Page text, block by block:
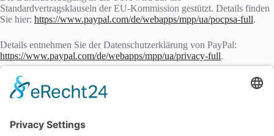
Standardvertragsklauseln der EU-Kommission gestützt. Details finden
Sie hier: https://www.paypal.com/de/webapps/mpp/ua/pocpsa-full.
Details entnehmen Sie der Datenschutzerklärung von PayPal:
https://www.paypal.com/de/webapps/mpp/ua/privacy-full.
Stripe
Anbieter für Kunden innerhalb der EU ist die Stripe Payments Europe,
(im Folgenden „Stripe“).